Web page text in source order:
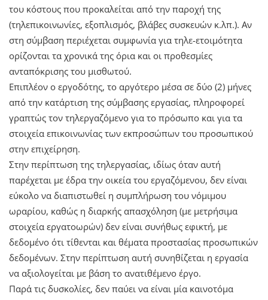
του κόστους που προκαλείται από την παροχή της
(τηλεπικοινωνίες, εξοπλισμός, βλάβες συσκευών κ.λπ.). Αν
στη σύμβαση περιέχεται συμφωνία για τηλε-ετοιμότητα
ορίζονται τα χρονικά της όρια και οι προθεσμίες
ανταπόκρισης του μισθωτού.
Επιπλέον ο εργοδότης, το αργότερο μέσα σε δύο (2) μήνες
από την κατάρτιση της σύμβασης εργασίας, πληροφορεί
γραπτώς τον τηλεργαζόμενο για το πρόσωπο και για τα
στοιχεία επικοινωνίας των εκπροσώπων του προσωπικού
στην επιχείρηση.
Στην περίπτωση της τηλεργασίας, ιδίως όταν αυτή
παρέχεται με έδρα την οικεία του εργαζόμενου, δεν είναι
εύκολο να διαπιστωθεί η συμπλήρωση του νόμιμου
ωραρίου, καθώς η διαρκής απασχόληση (με μετρήσιμα
στοιχεία εργατοωρών) δεν είναι συνήθως εφικτή, με
δεδομένο ότι τίθενται και θέματα προστασίας προσωπικών
δεδομένων. Στην περίπτωση αυτή συνηθίζεται η εργασία
να αξιολογείται με βάση το ανατιθέμενο έργο.
Παρά τις δυσκολίες, δεν παύει να είναι μία καινοτόμα